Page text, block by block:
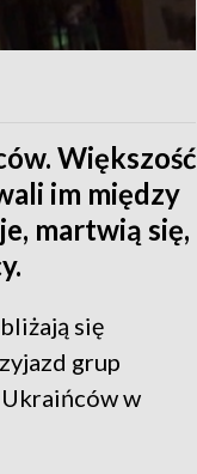
Większość
im między
martwią się,
się
grup
w